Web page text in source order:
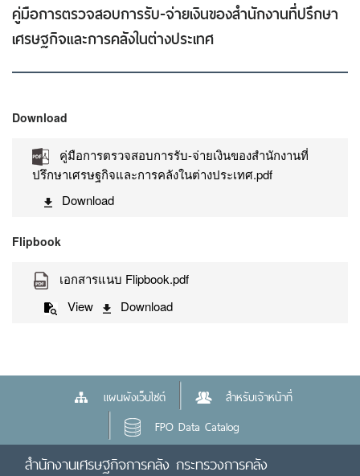
คู่มือการตรวจสอบการรับ-จ่ายเงินของสำนักงานที่ปรึกษา
เศรษฐกิจและการคลังในต่างประเทศ
Download
คู่มือการตรวจสอบการรับ-จ่ายเงินของสำนักงานที่
ปรึกษาเศรษฐกิจและการคลังในต่างประเทศ.pdf
Download
Flipbook
เอกสารแนบ Flipbook.pdf
View
Download
แผนผังเว็บไซต์
สำหรับเจ้าหน้าที่
FPO Data Catalog
สำนักงานเศรษฐกิจการคลัง กระทรวงการคลัง